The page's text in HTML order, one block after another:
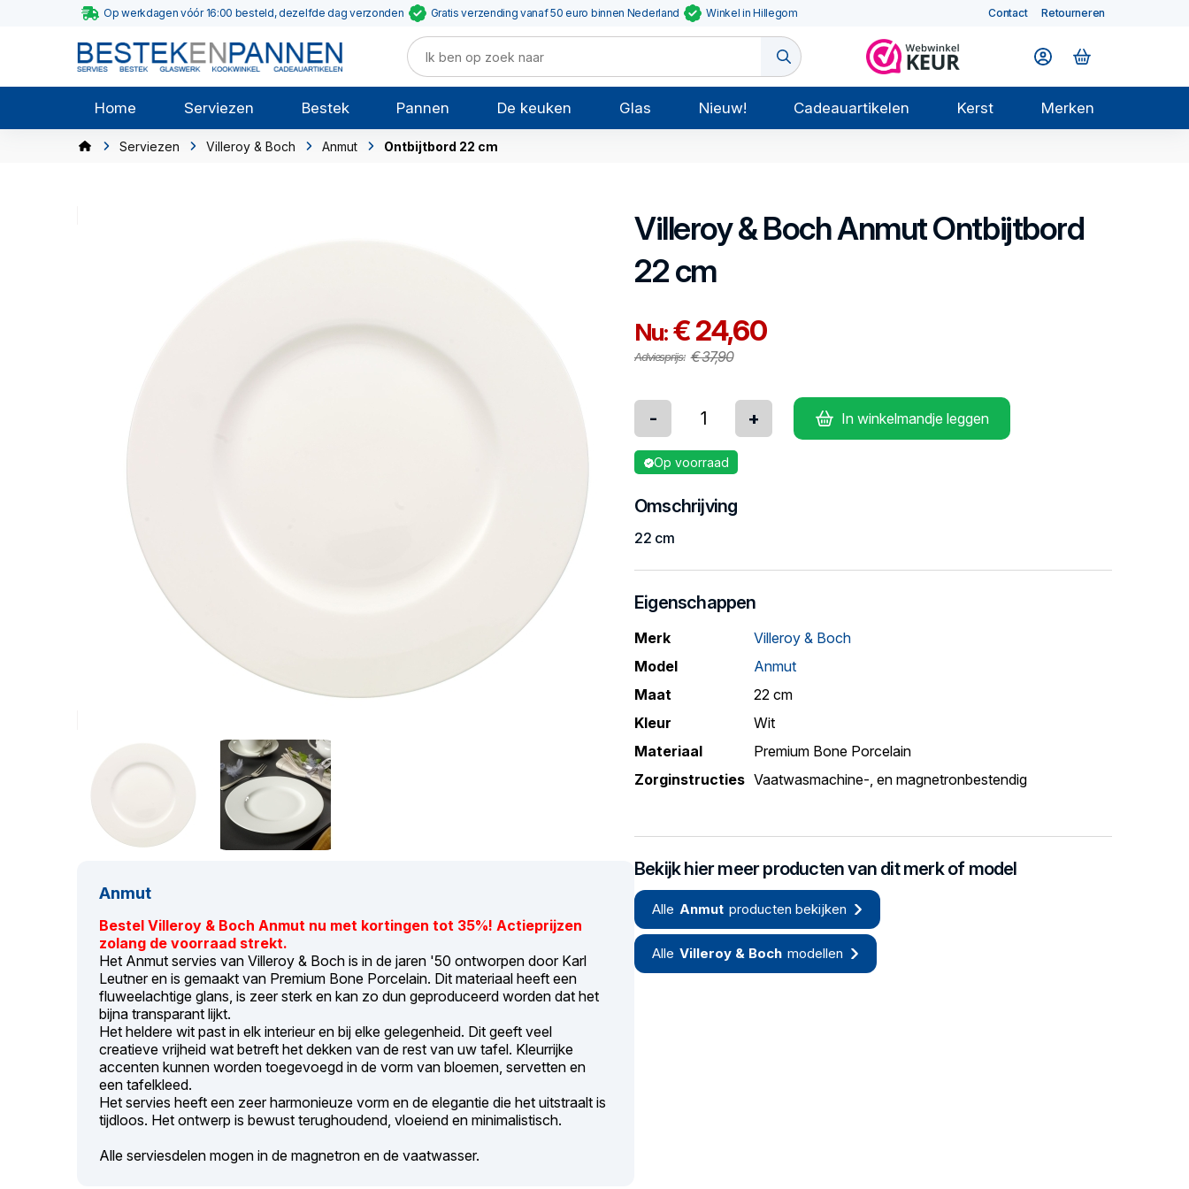
Op werkdagen vóór 16:00 besteld, dezelfde dag verzonden Gratis verzending vanaf 50 euro binnen Nederland Winkel in Hillegom Contact Retourneren
Home Serviezen Bestek Pannen De keuken Glas Nieuw! Cadeauartikelen Kerst Merken
Serviezen Villeroy & Boch Anmut Ontbijtbord 22 cm
Anmut
Bestel Villeroy & Boch Anmut nu met kortingen tot 35%! Actieprijzen
zolang de voorraad strekt.
Het Anmut servies van Villeroy & Boch is in de jaren '50 ontworpen door Karl
Leutner en is gemaakt van Premium Bone Porcelain. Dit materiaal heeft een
fluweelachtige glans, is zeer sterk en kan zo dun geproduceerd worden dat het
bijna transparant lijkt.
Het heldere wit past in elk interieur en bij elke gelegenheid. Dit geeft veel
creatieve vrijheid wat betreft het dekken van de rest van uw tafel. Kleurrijke
accenten kunnen worden toegevoegd in de vorm van bloemen, servetten en
een tafelkleed.
Het servies heeft een zeer harmonieuze vorm en de elegantie die het uitstraalt is
tijdloos. Het ontwerp is bewust terughoudend, vloeiend en minimalistisch.
Alle serviesdelen mogen in de magnetron en de vaatwasser.
Villeroy & BochAnmutOntbijtbord
22 cm
Nu:€ 24,60
Adviesprijs: € 37,90
- + In winkelmandje leggen
Op voorraad
Omschrijving
22 cm
Eigenschappen
Merk
Villeroy & Boch
Model
Anmut
Maat
22 cm
Kleur
Wit
Materiaal
Premium Bone Porcelain
Zorginstructies Vaatwasmachine-, en magnetronbestendig
Bekijk hier meer producten van dit merk of model
Alle Anmut producten bekijken
Alle Villeroy & Boch modellen